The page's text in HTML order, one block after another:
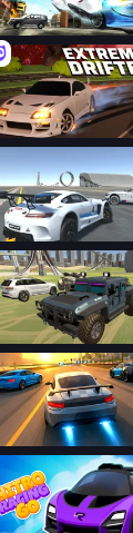
Drift World
Drifter
Offroader
Asphalt Rush